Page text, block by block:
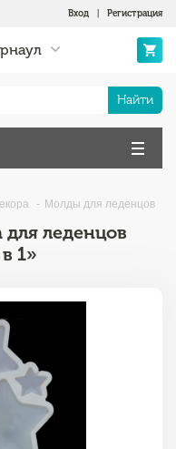
Вход Регистрация
Найти
Молды для леденцов
леденцов
1»